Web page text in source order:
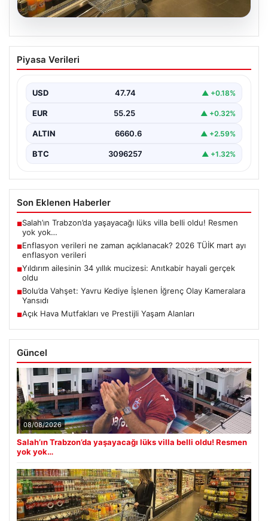
07.08.2026
Enflasyon verileri ne zaman
açıklanacak? 2026 TÜİK mart ayı
Piyasa Verileri
USD 47.74 ▲ +0.18%
EUR 55.25 ▲ +0.32%
ALTIN 6660.6 ▲ +2.59%
BTC 3096257 ▲ +1.32%
Son Eklenen Haberler
■Salah’ın Trabzon’da yaşayacağı lüks villa belli oldu! Resmen
yok yok…
■Enflasyon verileri ne zaman açıklanacak? 2026 TÜİK mart ayı
enflasyon verileri
■Yıldırım ailesinin 34 yıllık mucizesi: Anıtkabir hayali gerçek
oldu
■Bolu’da Vahşet: Yavru Kediye İşlenen İğrenç Olay Kameralara
Yansıdı
■Açık Hava Mutfakları ve Prestijli Yaşam Alanları
Güncel
08/08/2026
Salah’ın Trabzon’da yaşayacağı lüks villa belli oldu! Resmen
yok yok…